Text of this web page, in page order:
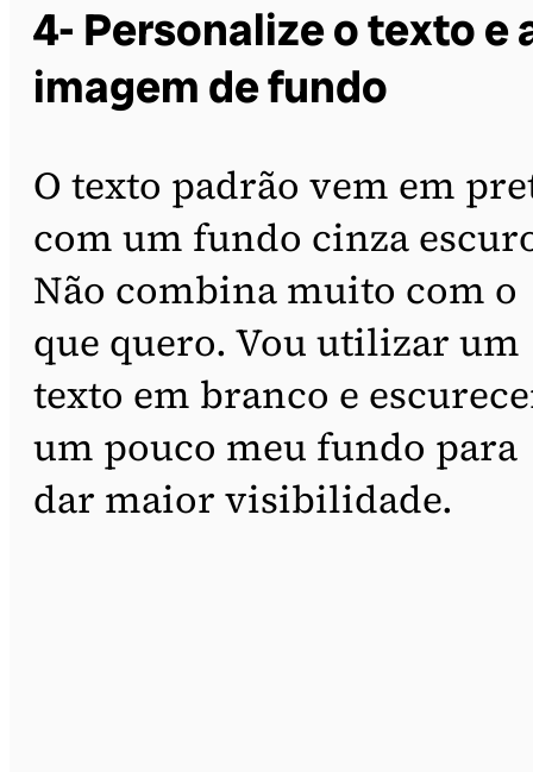
4- Personalize o texto e
imagem de fundo
O texto padrão vem em
com um fundo cinza
Não combina muito com o
que quero. Vou utilizar um
texto em branco e
um pouco meu fundo para
dar maior visibilidade.